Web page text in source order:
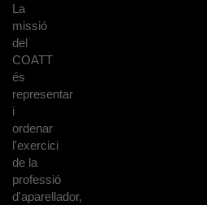
La
missió
del
COATT
és
representar
i
ordenar
l'exercici
de la
professió
d'aparellador,